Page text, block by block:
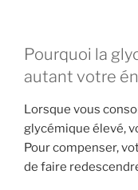
Pourquoi la
autant votre
Lorsque vous
glycémique élevé,
Pour compenser,
de faire